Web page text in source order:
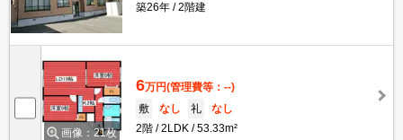
築26年
2階建
画像：21枚
6万円(管理費等：--)
敷
なし 礼
なし
2階
2LDK 53.33m²